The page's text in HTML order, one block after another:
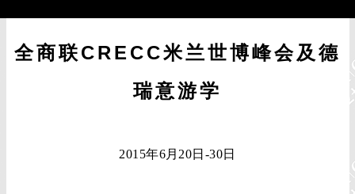
全商联CRECC米兰世博峰会及德
瑞意游学
2015年6月20日-30日